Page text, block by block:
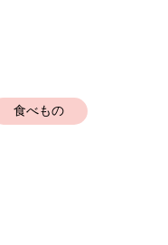
食べもの